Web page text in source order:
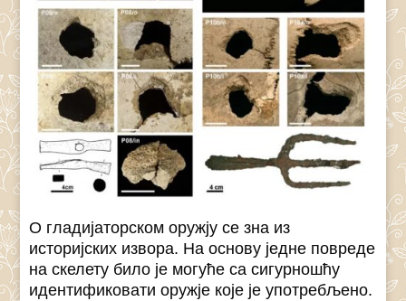
О гладијаторском оружју се зна из
историјских извора. На основу једне повреде
на скелету било је могуће са сигурношћу
идентификовати оружје које је употребљено.